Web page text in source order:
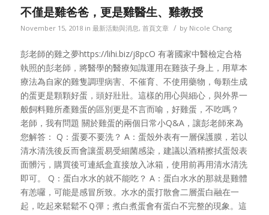
不僅是雞爸爸，更是雞醫生、雞教授
November 15, 2018 in 最新活動與消息, 首頁文章 / by Nicole Chang
彭老師的雞之夢https://lihi.biz/j8pcO 有著國家中醫檢定合格
執照的彭老師，將醫學的醫療知識運用在雞孩子身上，用草本
療法為自家的雞隻調理病害、不催育、不使用藥物，每顆生成
的蛋更是顆顆好蛋，頭好壯壯。這樣的用心與細心，與外界一
般飼料雞所產雞蛋的區別更是不言而喻，好雞蛋，不吃嗎？
老師，我有問題 關於雞蛋的兩個日常小Q&A，讓彭老師來為
您解答： Q：蛋要不要洗？ A：蛋殼外表有一層保護膜，若以
清水清洗後反而會讓蛋易受細菌感染，建議以酒精擦拭蛋殼表
面髒污，購買後可連紙盒直接放入冰箱，使用前再用清水清洗
即可。 Q：蛋白水水的就不能吃？ A：蛋白水水的那就是雞體
有恙囉，可能是感冒所致。水水的蛋打散會二層蛋白融在一
起，吃起來鬆鬆不Ｑ彈；煮白煮蛋會有蛋白不完整的現象。這